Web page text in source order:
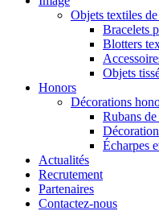
Objets textiles
Bracelets
Blotters
Objets
Honors
Décorations
Rubans
Écharpes
Actualités
Recrutement
Partenaires
Contactez-nous